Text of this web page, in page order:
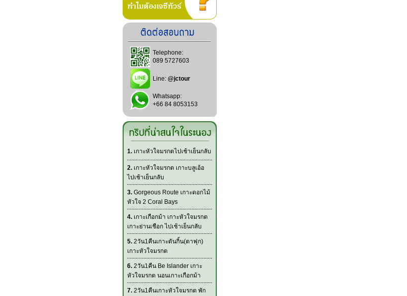
Telephone:
089 5727603
Line: @jctour
Whatsapp:
+66 84 8053153
1. เกาะหัวใจมรกตไปเช้าเย็นกลับ
2. เกาะหัวใจมรกต เกาะบลูเอ้อ
ไปเช้าเย็นกลับ
3. Gorgeous Route เกาะดอกไม้
หัวใจ 2 Coral Bays
4. เกาะเกือกม้า เกาะหัวใจมรกต
เกาะย่านเชือก ไปเช้าเย็นกลับ
5. 2วัน1คืนเกาะดันกิ้น(ตาฟุก)
เกาะหัวใจมรกต
6. 2วัน1คืน Be Islander เกาะ
หัวใจมรกต นอนเกาะเกือกม้า
7. 2วัน1คืนเกาะหัวใจมรกต พัก